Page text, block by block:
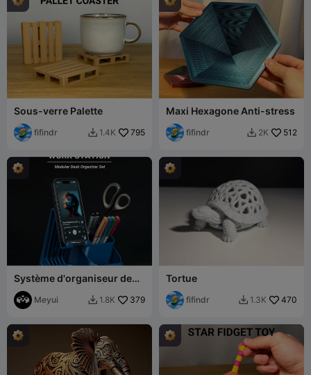
Sous-verre Palette
fifindr  1.4K 795
Maxi Hexagone Anti-stress
fifindr  2K 512
Système d'organiseur de
bureau modulaire | Module
support pour iPhone
Meyui  1.8K 379
Tortue
fifindr  1.3K 470